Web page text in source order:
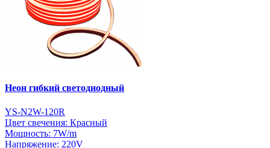
Неон гибкий светодиодный
YS-N2W-120R
Цвет свечения: Красный
Мощность: 7W/m
Напряжение: 220V